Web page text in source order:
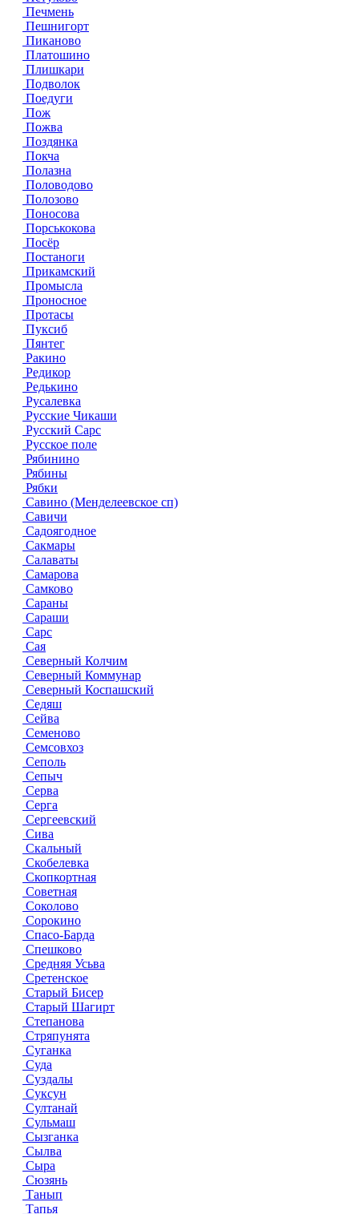
Печмень
Пешнигорт
Пиканово
Платошино
Плишкари
Подволок
Поедуги
Пож
Пожва
Поздянка
Покча
Полазна
Половодово
Полозово
Поносова
Порськокова
Посёр
Постаноги
Прикамский
Промысла
Проносное
Протасы
Пуксиб
Пянтег
Ракино
Редикор
Редькино
Русалевка
Русские Чикаши
Русский Сарс
Русское поле
Рябинино
Рябины
Рябки
Савино (Менделеевское сп)
Савичи
Садоягодное
Сакмары
Салаваты
Самарова
Самково
Сараны
Сараши
Сарс
Сая
Северный Колчим
Северный Коммунар
Северный Коспашский
Седяш
Сейва
Семеново
Семсовхоз
Сеполь
Сепыч
Серва
Серга
Сергеевский
Сива
Скальный
Скобелевка
Скопкортная
Советная
Соколово
Сорокино
Спасо-Барда
Спешково
Средняя Усьва
Сретенское
Старый Бисер
Старый Шагирт
Степанова
Стряпунята
Суганка
Суда
Суздалы
Суксун
Султанай
Сульмаш
Сызганка
Сылва
Сыра
Сюзянь
Танып
Тапья